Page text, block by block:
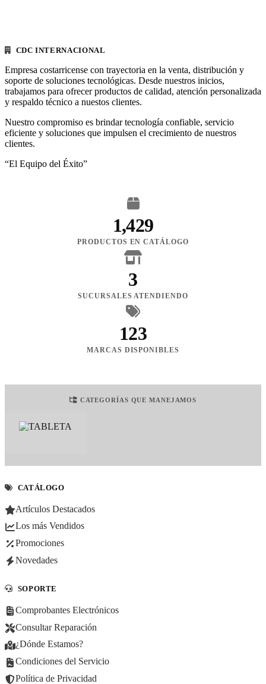
CDC INTERNACIONAL
Empresa costarricense con trayectoria en la venta, distribución y
soporte de soluciones tecnológicas. Desde nuestros inicios,
trabajamos para ofrecer productos de calidad, atención personalizada
y respaldo técnico a nuestos clientes.
Nuestro compromiso es brindar tecnología confiable, servicio
eficiente y soluciones que impulsen el crecimiento de nuestros
clientes.
“El Equipo del Éxito”
1,429
PRODUCTOS EN CATÁLOGO
3
SUCURSALES ATENDIENDO
123
MARCAS DISPONIBLES
CATEGORÍAS QUE MANEJAMOS
CATÁLOGO
Artículos Destacados
Los más Vendidos
Promociones
Novedades
SOPORTE
Comprobantes Electrónicos
Consultar Reparación
¿Dónde Estamos?
Condiciones del Servicio
Política de Privacidad